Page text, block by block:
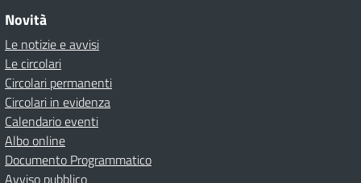
Novità
Le notizie e avvisi
Le circolari
Circolari permanenti
Circolari in evidenza
Calendario eventi
Albo online
Documento Programmatico
Avviso pubblico